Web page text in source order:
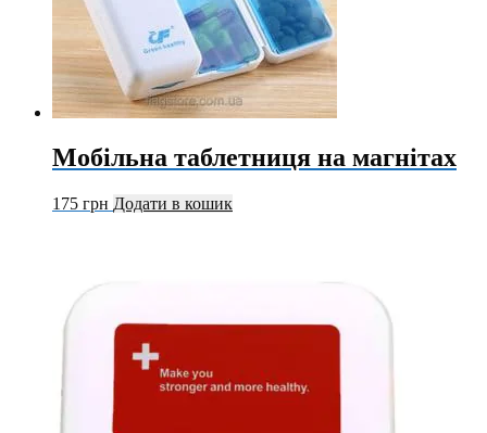
Мобільна таблетниця на магнітах
175 грн Додати в кошик